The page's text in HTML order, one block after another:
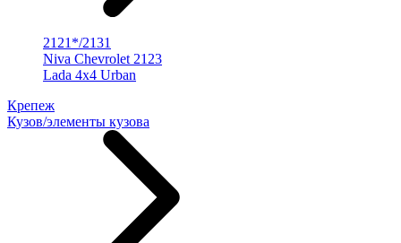
2121*/2131
Niva Chevrolet 2123
Lada 4x4 Urban
Крепеж
Кузов/элементы кузова